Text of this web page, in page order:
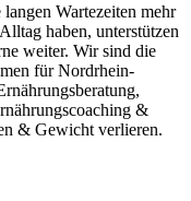
Wartezeiten mehr
haben, unterstützen
weiter. Wir sind die
für Nordrhein-
&
& Gewicht verlieren.